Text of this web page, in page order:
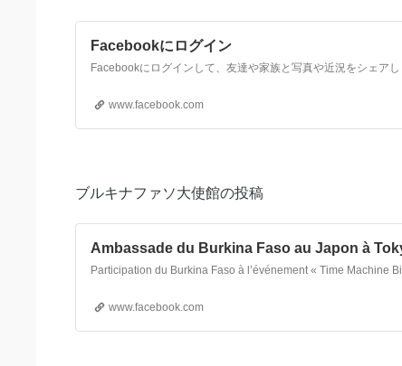
Facebookにログイン
Facebookにログインして、友達や家族と写真や近況をシェアし
www.facebook.com
ブルキナファソ大使館の投稿
Ambassade du Burkina Faso au Japon à
www.facebook.com